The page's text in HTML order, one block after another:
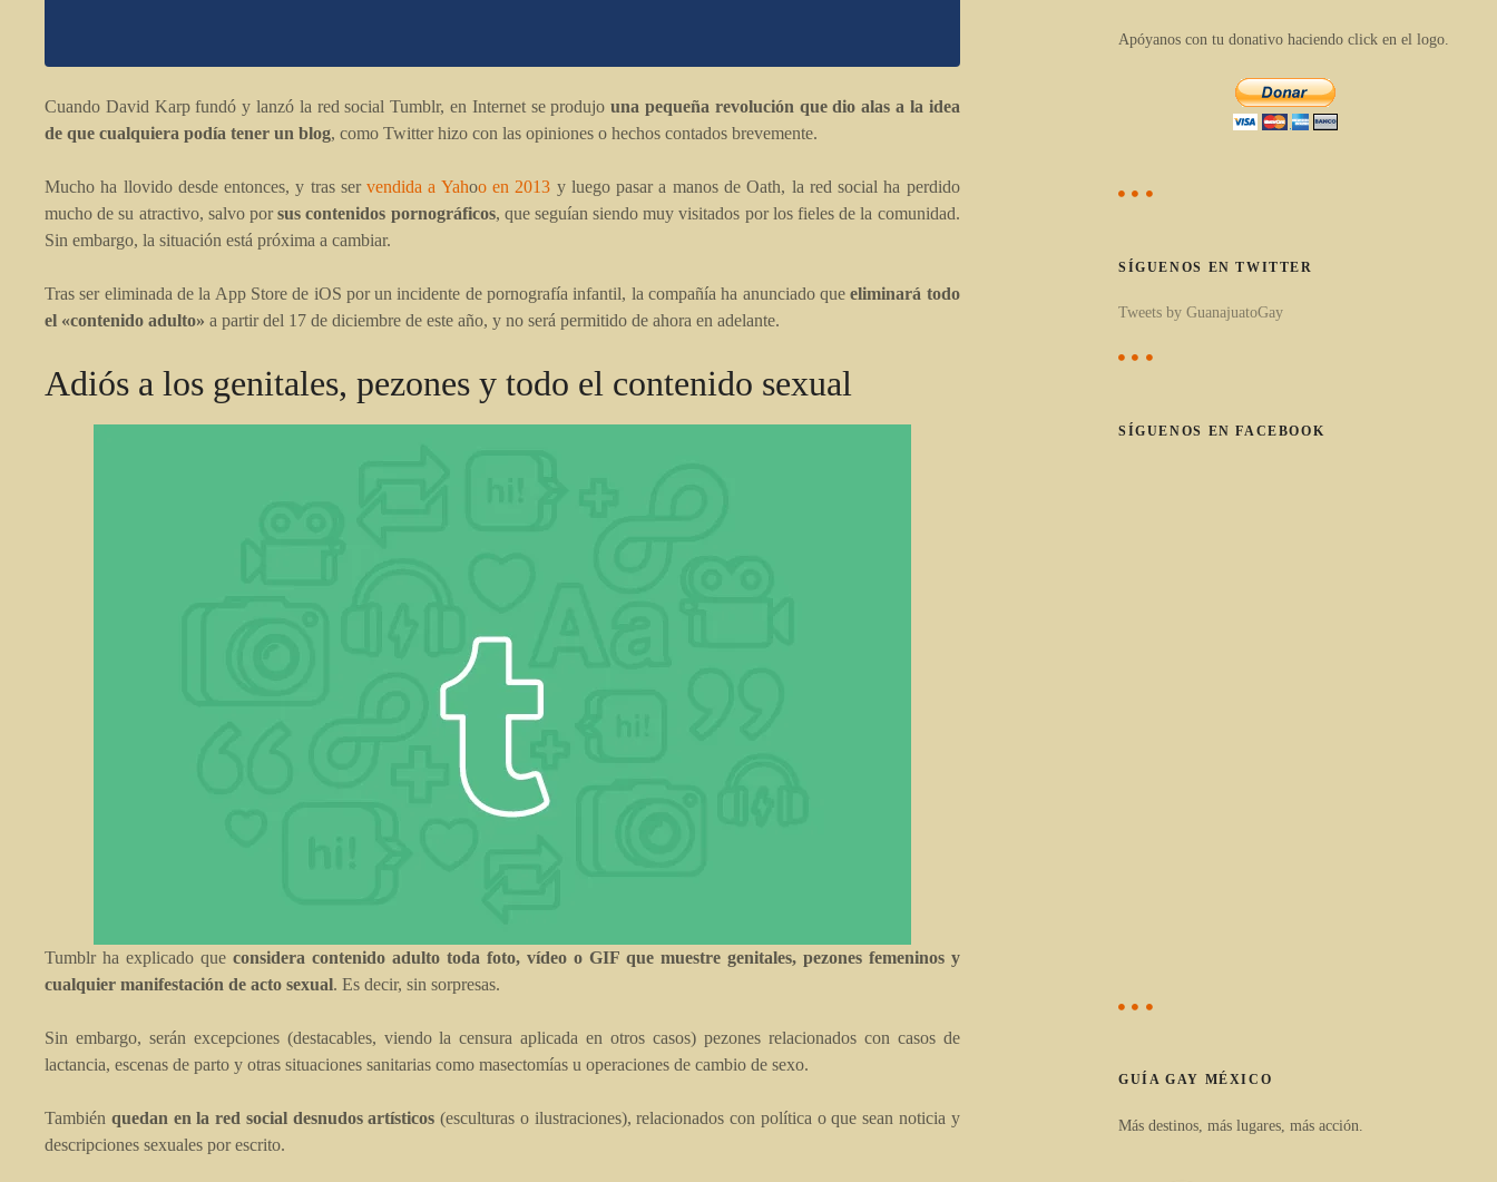
Cuando David Karp fundó y lanzó la red social Tumblr, en Internet se produjouna pequeña revolución que dio alas a la idea
de que cualquiera podía tener un blog, como Twitter hizo con las opiniones o hechos contados brevemente.
Mucho ha llovido desde entonces, y tras servendida a Yahoo en 2013 y luego pasar a manos de Oath, la red social ha perdido
mucho de su atractivo, salvo porsus contenidos pornográficos, que seguían siendo muy visitados por los fieles de la comunidad.
Sin embargo, la situación está próxima a cambiar.
Tras ser eliminada de la App Store de iOS por un incidente de pornografía infantil, la compañía ha anunciado queeliminará todo
el «contenido adulto» a partir del 17 de diciembre de este año, y no será permitido de ahora en adelante.
Adiós a los genitales, pezones y todo el contenido sexual
Tumblr ha explicado que considera contenido adulto toda foto, vídeo o GIF que muestre genitales, pezones femeninos y
cualquier manifestación de acto sexual. Es decir, sin sorpresas.
Sin embargo, serán excepciones (destacables, viendo la censura aplicada en otros casos) pezones relacionados con casos de
lactancia, escenas de parto y otras situaciones sanitarias como masectomías u operaciones de cambio de sexo.
También quedan en la red social desnudos artísticos (esculturas o ilustraciones), relacionados con política o que sean noticia y
descripciones sexuales por escrito.
l
r
a
t
g
r
Apóyanos con tu donativo haciendo click en el logo.
SÍGUENOS EN TWITTER
Tweets by GuanajuatoGay
SÍGUENOS EN FACEBOOK
GUÍA GAY MÉXICO
Más destinos, más lugares, más acción.